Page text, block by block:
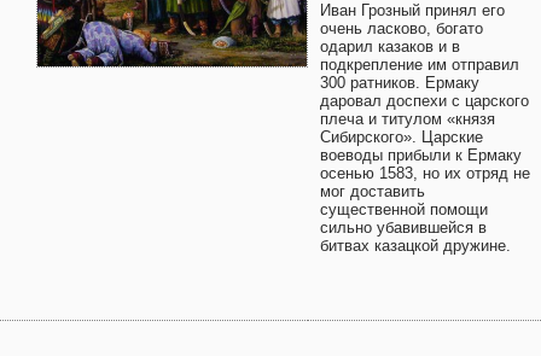
Иван Грозный принял его
очень ласково, богато
одарил казаков и в
подкрепление им отправил
300 ратников. Ермаку
даровал доспехи с царского
плеча и титулом «князя
Сибирского». Царские
воеводы прибыли к Ермаку
осенью 1583, но их отряд не
мог доставить
существенной помощи
сильно убавившейся в
битвах казацкой дружине.